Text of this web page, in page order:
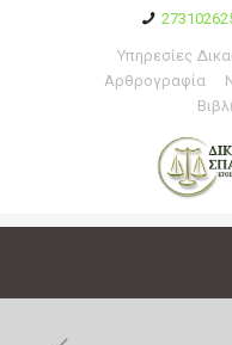
Υπηρεσίες
Αρθρογραφία